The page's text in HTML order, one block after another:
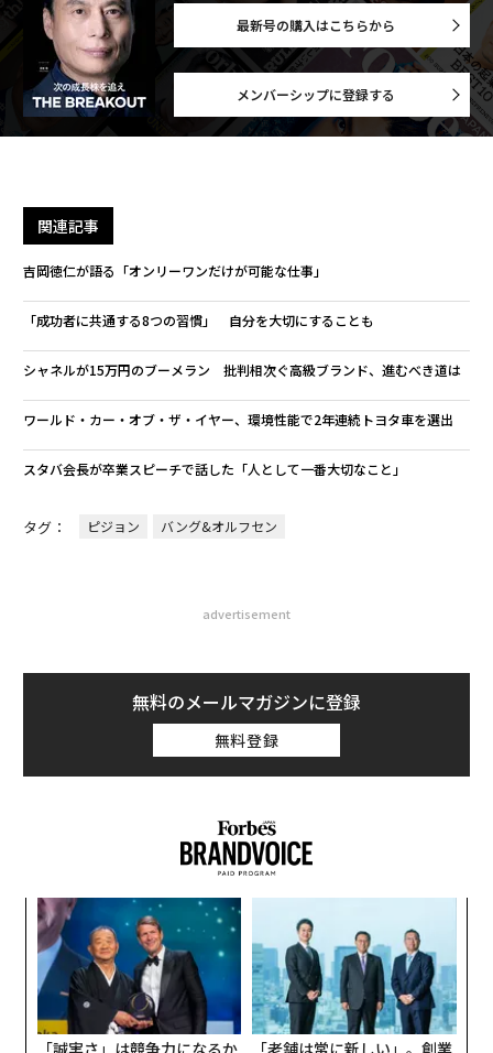
最新号の購入はこちらから
メンバーシップに登録する
関連記事
吉岡徳仁が語る「オンリーワンだけが可能な仕事」
「成功者に共通する8つの習慣」 自分を大切にすることも
シャネルが15万円のブーメラン 批判相次ぐ高級ブランド、進むべき道は
ワールド・カー・オブ・ザ・イヤー、環境性能で2年連続トヨタ車を選出
スタバ会長が卒業スピーチで話した「人として一番大切なこと」
タグ： ピジョン バング&オルフセン
advertisement
無料のメールマガジンに登録
無料登録
「誠実さ」は競争力になるか 「老舗は常に新しい」。創業